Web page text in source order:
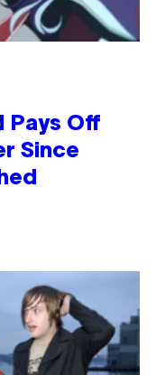
Pays Off
Since